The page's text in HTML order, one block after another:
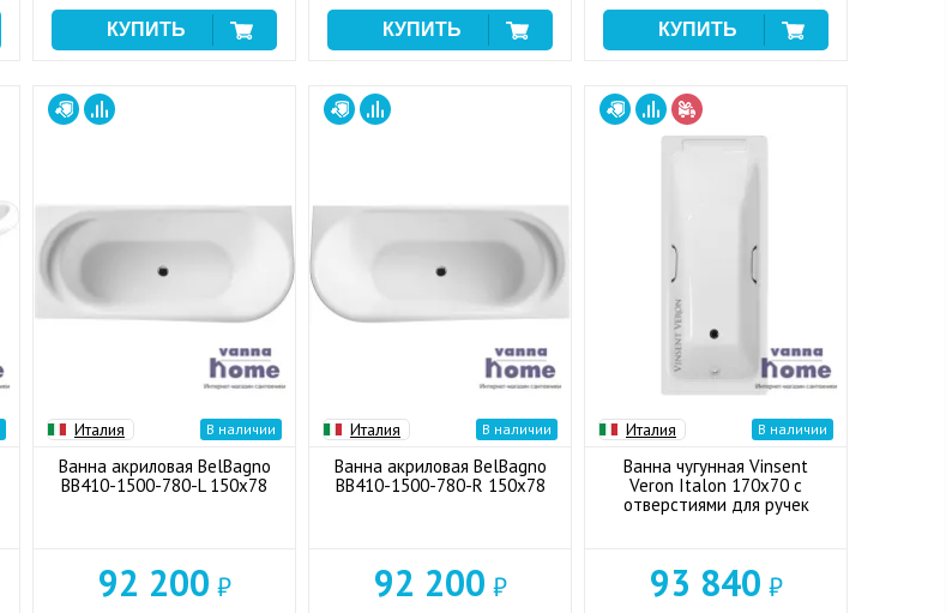
Италия В наличии
Ванна акриловая BelBagno
BB410-1500-780-L 150x78
92 200 ₽
Италия В наличии
Ванна акриловая BelBagno
BB410-1500-780-R 150x78
92 200 ₽
Италия В наличии
Ванна чугунная Vinsent
Veron Italon 170x70 с
отверстиями для ручек
93 840 ₽